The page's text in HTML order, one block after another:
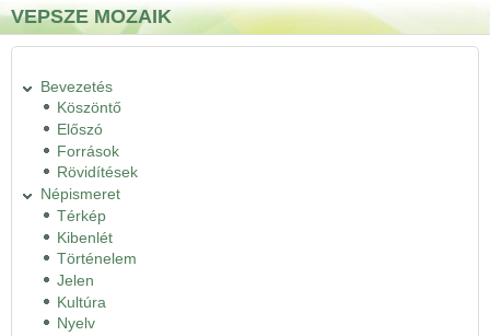
Ugrás a tartalomra
Skip to search
VEPSZE MOZAIK
Bevezetés
Köszöntő
Előszó
Források
Rövidítések
Népismeret
Térkép
Kibenlét
Történelem
Jelen
Kultúra
Nyelv